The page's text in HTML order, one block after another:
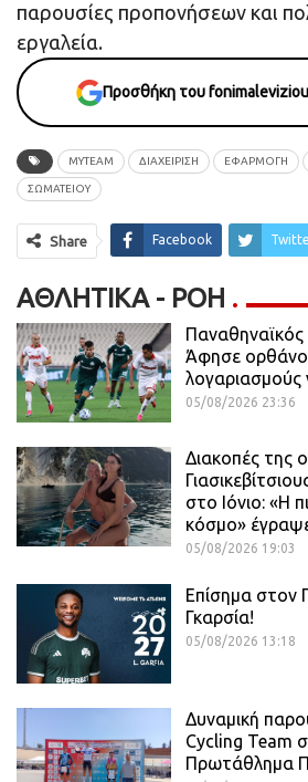
παρουσίες προπονήσεων και
εργαλεία.
Προσθήκη του
MYTEAM ΔΙΑΧΕΙΡΙΣΗ ΕΦΑΡΜΟΓΗ
ΣΩΜΑΤΕΙΟΥ
Share Facebook
ΑΘΛΗΤΙΚΆ - ΡΟΗ
Άφησε
λογαριασμούς
05/08/2026 23:36
Διακοπές της
στο Ιόνιο: «Η
κόσμο»
05/08/2026 19:03
Επίσημα στον
Γκαρσία!
05/08/2026 13:18
Δυναμική
Cycling Team
Πρωτάθλημα